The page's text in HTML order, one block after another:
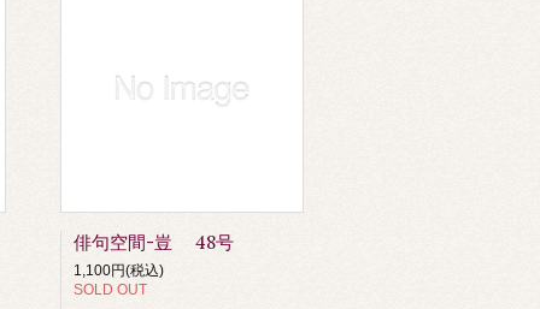
俳句空間-豈 48号
1,100円(税込)
SOLD OUT